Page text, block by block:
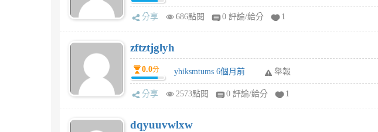
分享 686點閱 0 評論/給分 1
zftztjglyh
0.0分 yhiksmtums 6個月前 舉報
分享 2573點閱 0 評論/給分 1
dqyuuvwlxw